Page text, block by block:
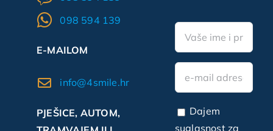
098 594 139
E-MAILOM
info@4smile.hr
PJEŠICE, AUTOM,
Dajem
suglasnost za